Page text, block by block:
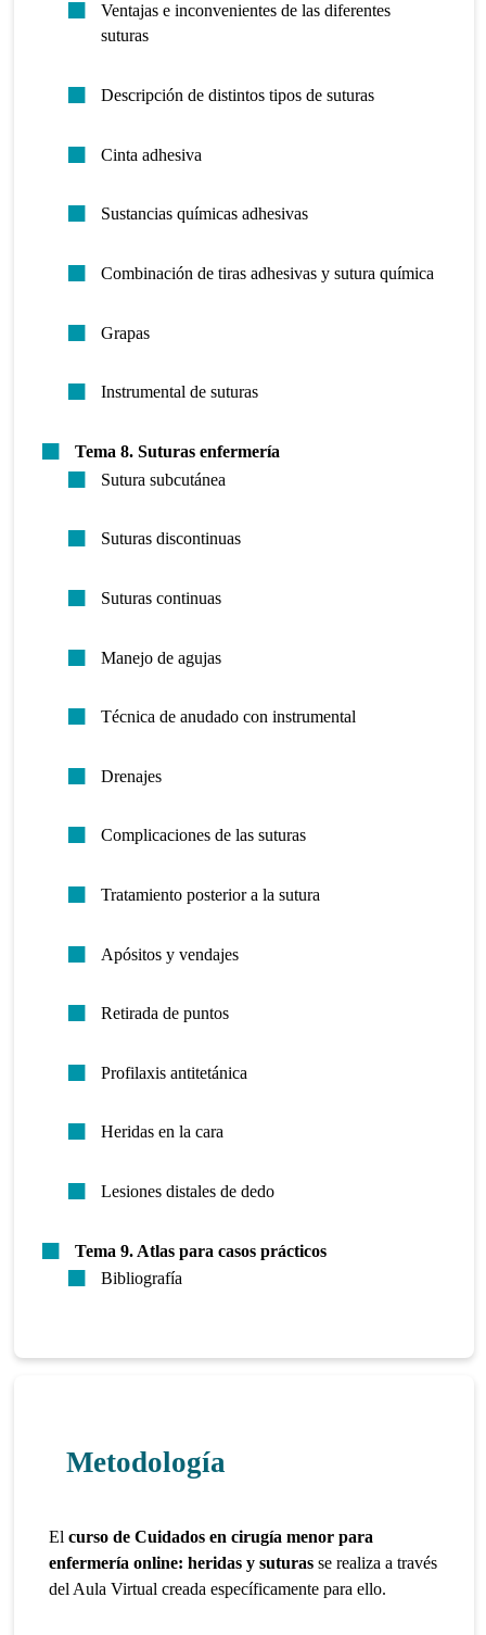
Ventajas e inconvenientes de las diferentes
suturas
Descripción de distintos tipos de suturas
Cinta adhesiva
Sustancias químicas adhesivas
Combinación de tiras adhesivas y sutura química
Grapas
Instrumental de suturas
Tema 8. Suturas enfermería
Sutura subcutánea
Suturas discontinuas
Suturas continuas
Manejo de agujas
Técnica de anudado con instrumental
Drenajes
Complicaciones de las suturas
Tratamiento posterior a la sutura
Apósitos y vendajes
Retirada de puntos
Profilaxis antitetánica
Heridas en la cara
Lesiones distales de dedo
Tema 9. Atlas para casos prácticos
Bibliografía
Metodología
Elcurso de Cuidados en cirugía menor para
enfermería online: heridas y suturas se realiza a través
del Aula Virtual creada específicamente para ello.